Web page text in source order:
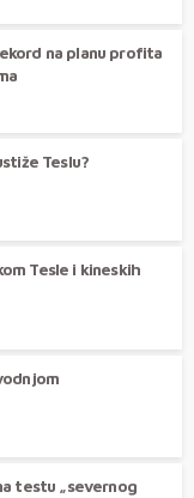
na planu profita
Teslu?
Tesle i kineskih
testu „severnog